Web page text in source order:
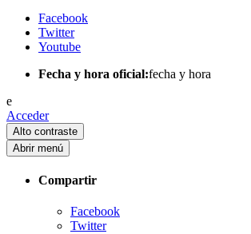
Facebook
Twitter
Youtube
Fecha y hora oficial:fecha y hora
e
Acceder
Alto contraste
Abrir menú
Compartir
Facebook
Twitter